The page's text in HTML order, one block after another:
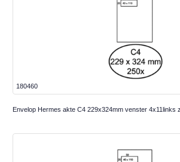
180460
Envelop Hermes akte C4 229x324mm venster 4x11links